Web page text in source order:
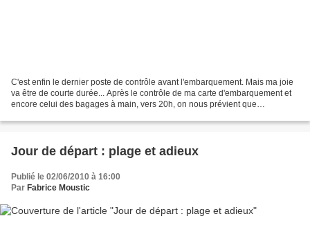
C'est enfin le dernier poste de contrôle avant l'embarquement. Mais ma joie
va être de courte durée... Après le contrôle de ma carte d'embarquement et
encore celui des bagages à main, vers 20h, on nous prévient que
Jour de départ : plage et adieux
Publié le 02/06/2010 à 16:00
Par Fabrice Moustic